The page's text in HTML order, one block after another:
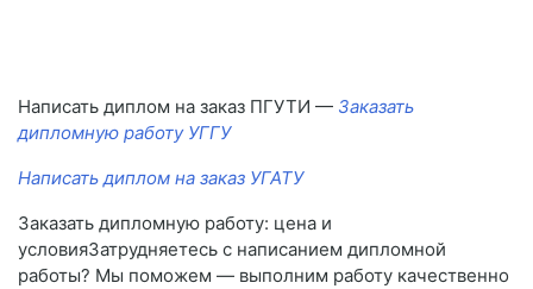
Написать диплом на заказ ПГУТИ — Заказать
дипломную работу УГГУ
Написать диплом на заказ УГАТУ
Заказать дипломную работу: цена и
условияЗатрудняетесь с написанием дипломной
работы? Мы поможем — выполним работу качественно